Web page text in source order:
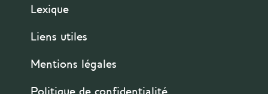
Lexique
Liens utiles
Mentions légales
Politique de confidentialité